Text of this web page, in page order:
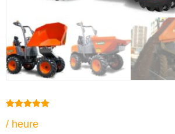
sur 5
/ heure